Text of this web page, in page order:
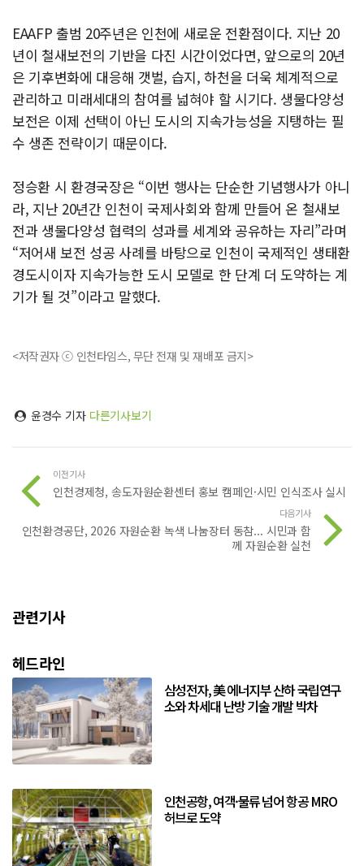
EAAFP 출범 20주년은 인천에 새로운 전환점이다. 지난 20
년이 철새보전의 기반을 다진 시간이었다면, 앞으로의 20년
은 기후변화에 대응해 갯벌, 습지, 하천을 더욱 체계적으로
관리하고 미래세대의 참여를 넓혀야 할 시기다. 생물다양성
보전은 이제 선택이 아닌 도시의 지속가능성을 지탱하는 필
수 생존 전략이기 때문이다.
정승환 시 환경국장은 “이번 행사는 단순한 기념행사가 아니
라, 지난 20년간 인천이 국제사회와 함께 만들어 온 철새보
전과 생물다양성 협력의 성과를 세계와 공유하는 자리”라며
“저어새 보전 성공 사례를 바탕으로 인천이 국제적인 생태환
경도시이자 지속가능한 도시 모델로 한 단계 더 도약하는 계
기가 될 것”이라고 말했다.
<저작권자 ⓒ 인천타임스, 무단 전재 및 재배포 금지>
윤경수 기자 다른기사보기
이전기사
인천경제청, 송도자원순환센터 홍보 캠페인·시민 인식조사 실시
다음기사
인천환경공단, 2026 자원순환 녹색 나눔장터 동참... 시민과 함
께 자원순환 실천
관련기사
헤드라인
삼성전자, 美 에너지부 산하 국립연구
소와 차세대 난방 기술 개발 박차
인천공항, 여객·물류 넘어 항공 MRO
허브로 도약